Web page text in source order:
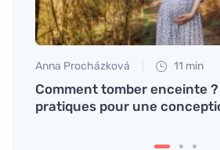
Anna Procházková 11 min
Comment tomber enceinte
pratiques pour une